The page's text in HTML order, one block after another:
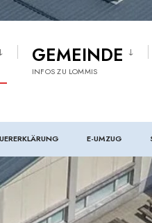
GEMEINDE
INFOS ZU LOMMIS
E-UMZUG